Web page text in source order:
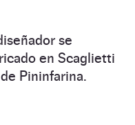
se
en Scaglietti
Pininfarina.